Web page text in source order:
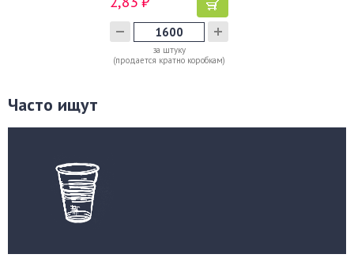
за штуку
(продается кратно коробкам)
Часто ищут